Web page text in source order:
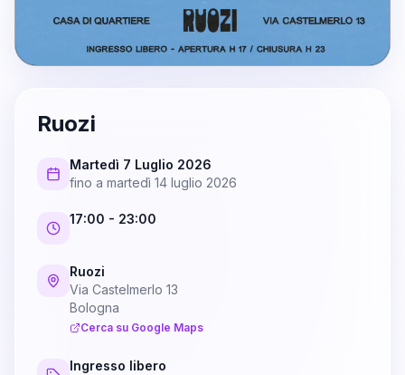
Ruozi
Martedì 7 Luglio 2026
fino a martedì 14 luglio 2026
17:00 - 23:00
Ruozi
Via Castelmerlo 13
Bologna
Cerca su Google Maps
Ingresso libero